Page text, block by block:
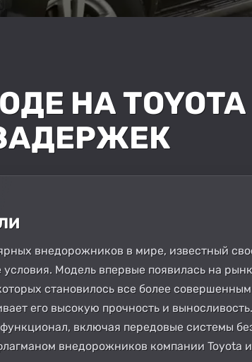
НА TOYOTA
ЗАДЕРЖЕК
внедорожников в мире, известный
Модель впервые появилась на
становилось все более
его высокую прочность и
включая передовые системы
внедорожников компании Toyota